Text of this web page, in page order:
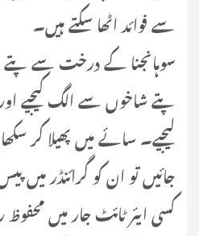
سے فوائد اٹھا سکتے ہیں۔
سوہانجنا کے درخت سے پتے
پتے شاخوں سے الگ کیجیے
لیجیے۔ سائے میں پھیلا کر
جائیں تو ان کو گرائنڈر میں
کسی ایئر ٹائٹ جار میں